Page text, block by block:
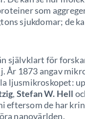
som
sjukdomar; de
självklart för
År 1873 angav
ljusmikroskopet:
, Stefan W. Hell
eftersom de har
nanovärlden.